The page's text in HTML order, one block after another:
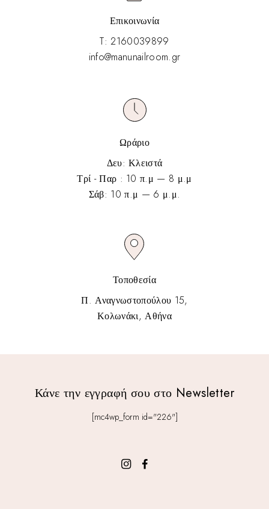
Επικοινωνία
T: 2160039899
info@manunailroom.gr
Ωράριο
Δευ: Κλειστά
Τρί - Παρ : 10 π.μ — 8 μ.μ
Σάβ: 10 π.μ — 6 μ.μ.
Τοποθεσία
Π. Αναγνωστοπούλου 15,
Κολωνάκι, Αθήνα
Κάνε την εγγραφή σου στο Newsletter
[mc4wp_form id="226"]